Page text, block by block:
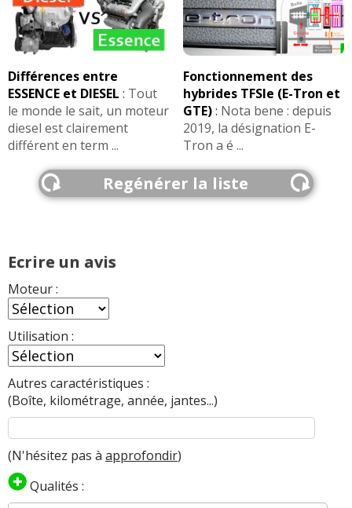
Différences entre
ESSENCE et DIESEL : Tout
le monde le sait, un moteur
diesel est clairement
différent en term ...
Fonctionnement des
hybrides TFSIe (E-Tron et
GTE): Nota bene : depuis
2019, la désignation E-
Tron a é ...
Regénérer la liste
Ecrire un avis
Moteur :
Utilisation :
Autres caractéristiques :
(Boîte, kilométrage, année, jantes...)
(N'hésitez pas à approfondir)
Qualités :